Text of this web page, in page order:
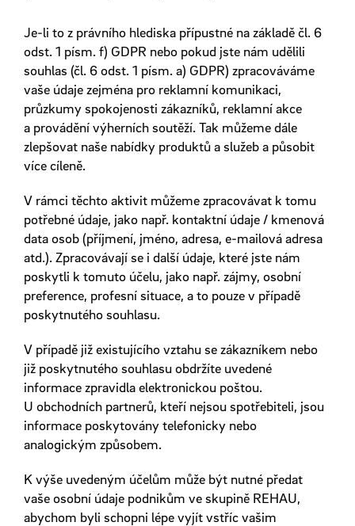
Je-li to z právního hlediska přípustné na základě čl. 6
odst. 1 písm. f) GDPR nebo pokud jste nám udělili
souhlas (čl. 6 odst. 1 písm. a) GDPR) zpracováváme
vaše údaje zejména pro reklamní komunikaci,
průzkumy spokojenosti zákazníků, reklamní akce
a provádění výherních soutěží. Tak můžeme dále
zlepšovat naše nabídky produktů a služeb a působit
více cíleně.
V rámci těchto aktivit můžeme zpracovávat k tomu
potřebné údaje, jako např. kontaktní údaje / kmenová
data osob (příjmení, jméno, adresa, e-mailová adresa
atd.). Zpracovávají se i další údaje, které jste nám
poskytli k tomuto účelu, jako např. zájmy, osobní
preference, profesní situace, a to pouze v případě
poskytnutého souhlasu.
V případě již existujícího vztahu se zákazníkem nebo
již poskytnutého souhlasu obdržíte uvedené
informace zpravidla elektronickou poštou.
U obchodních partnerů, kteří nejsou spotřebiteli, jsou
informace poskytovány telefonicky nebo
analogickým způsobem.
K výše uvedeným účelům může být nutné předat
vaše osobní údaje podnikům ve skupině REHAU,
abychom byli schopni lépe vyjít vstříc vašim